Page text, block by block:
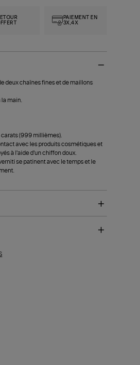
PAIEMENT EN
3X,4X
deux chaînes fines et de maillons
main.
carats (999 millièmes).
avec les produits cosmétiques et
à l'aide d'un chiffon doux.
se patinent avec le temps et le